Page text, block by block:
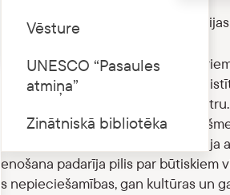
Cenrādis
Vēsture
UNESCO “Pasaules
atmiņa”
Zinātniskā bibliotēka
izzināt jauno ekspozīciju
varas un pārvaldes centri, no
aizsardzība. Tās bija cieši
dzīves organizējošo
gatavots ēdiens, darināti
karavīri un garīdznieki, un tās bija
padarīja pilis par būtiskiem
nepieciešamības, gan kultūras un